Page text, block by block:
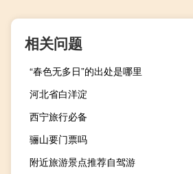
相关问题
“春色无多日”的出处是哪里
河北省白洋淀
西宁旅行必备
骊山要门票吗
附近旅游景点推荐自驾游